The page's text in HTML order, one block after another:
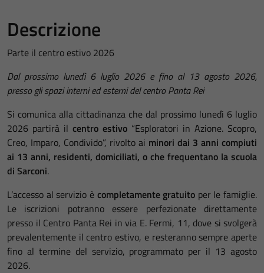
Descrizione
Parte il centro estivo 2026
Dal prossimo lunedì 6 luglio 2026 e fino al 13 agosto 2026,
presso gli spazi interni ed esterni del centro Panta Rei
Si comunica alla cittadinanza che dal prossimo lunedì 6 luglio
2026 partirà il centro estivo “Esploratori in Azione. Scopro,
Creo, Imparo, Condivido”, rivolto ai minori dai 3 anni compiuti
ai 13 anni, residenti, domiciliati, o che frequentano la scuola
di Sarconi.
L’accesso al servizio è completamente gratuito per le famiglie.
Le iscrizioni potranno essere perfezionate direttamente
presso il Centro Panta Rei in via E. Fermi, 11, dove si svolgerà
prevalentemente il centro estivo, e resteranno sempre aperte
fino al termine del servizio, programmato per il 13 agosto
2026.